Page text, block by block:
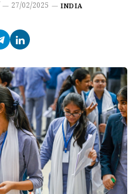
27/02/2025 INDIA